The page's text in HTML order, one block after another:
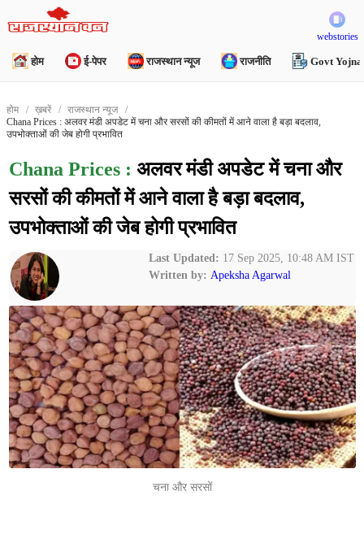
webstories
होम ई-पेपर राजस्थान न्यूज राजनीति Govt Yojna
होम ख़बरें
राजस्थान न्यूज
Chana Prices : अलवर मंडी अपडेट में चना और सरसों की कीमतों में आने वाला है बड़ा बदलाव,
उपभोक्ताओं की जेब होगी प्रभावित
Chana Prices : अलवर मंडी अपडेट में चना और
सरसों की कीमतों में आने वाला है बड़ा बदलाव,
उपभोक्ताओं की जेब होगी प्रभावित
Last Updated: 17 Sep 2025, 10:48 AM IST
Written by: Apeksha Agarwal
चना और सरसों